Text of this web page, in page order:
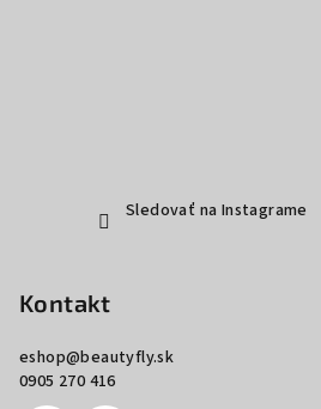
Sledovať na Instagrame
Kontakt
eshop@beautyfly.sk
0905 270 416